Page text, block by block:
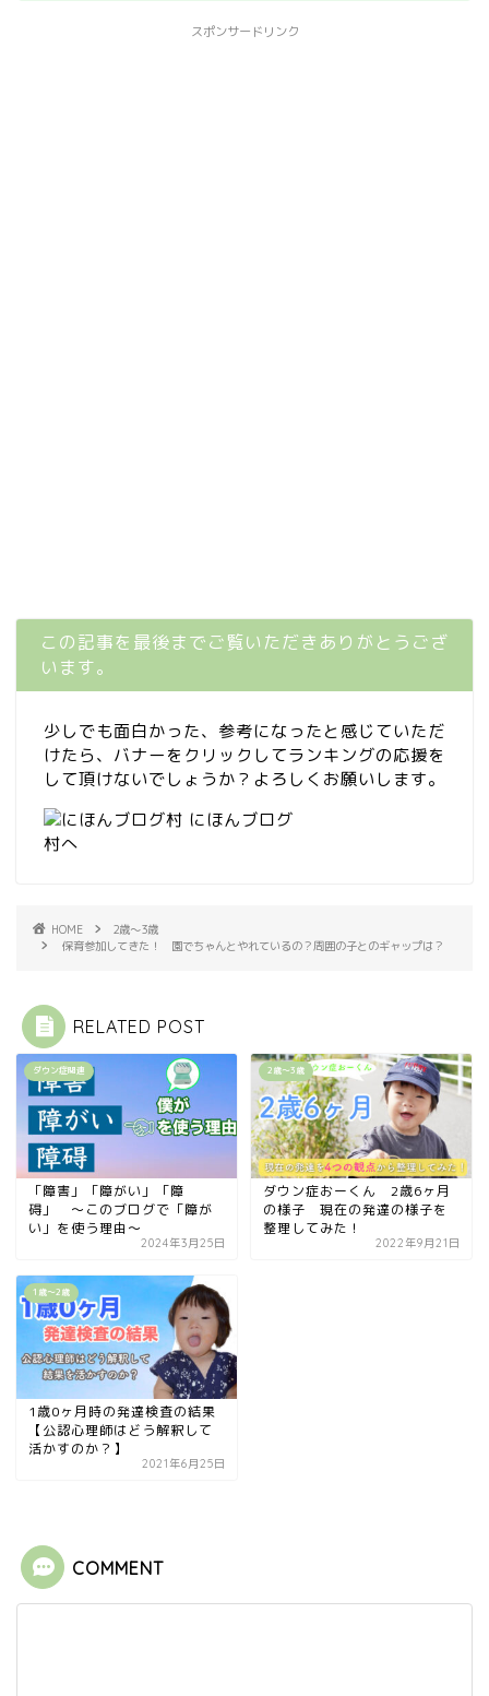
スポンサードリンク
この記事を最後までご覧いただきありがとうござ
います。
少しでも面白かった、参考になったと感じていただ
けたら、バナーをクリックしてランキングの応援を
して頂けないでしょうか？よろしくお願いします。
HOME
2歳〜3歳
保育参加してきた！ 園でちゃんとやれているの？周囲の子とのギャップは？
RELATED POST
ダウン症関連
「障害」「障がい」「障
碍」 〜このブログで「障が
い」を使う理由〜
2024年3月25日
2歳〜3歳
ダウン症おーくん 2歳6ヶ月
の様子 現在の発達の様子を
整理してみた！
2022年9月21日
1歳〜2歳
1歳0ヶ月時の発達検査の結果
【公認心理師はどう解釈して
活かすのか？】
2021年6月25日
COMMENT